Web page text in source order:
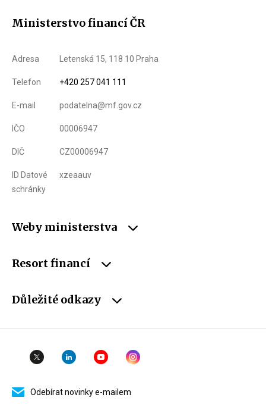
Ministerstvo financí ČR
Adresa Letenská 15, 118 10 Praha
Telefon +420 257 041 111
E-mail podatelna@mf.gov.cz
IČO 00006947
DIČ CZ00006947
ID Datové
schránky
xzeaauv
Weby ministerstva
Resort financí
Důležité odkazy
Odebírat novinky e-mailem